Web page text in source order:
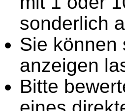
sonderlich
Sie können
anzeigen
Bitte